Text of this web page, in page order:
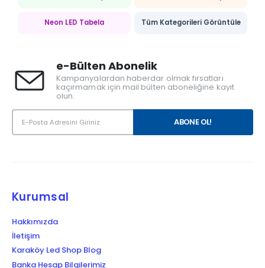
Neon LED Tabela Tüm Kategorileri Görüntüle
e-Bülten Abonelik
Kampanyalardan haberdar olmak fırsatları
kaçırmamak için mail bülten aboneliğine kayıt
olun.
Kurumsal
Hakkımızda
İletişim
Karaköy Led Shop Blog
Banka Hesap Bilgilerimiz